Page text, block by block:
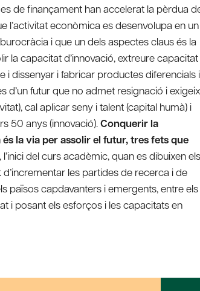
de finançament han accelerat la pèrdua
econòmica es desenvolupa en un
i que un dels aspectes claus és la
la capacitat d’innovació, extreure capacitat
i dissenyar i fabricar productes diferencials i
d’un futur que no admet resignació i exigeix
cal aplicar seny i talent (capital humà) i
50 anys (innovació).Conquerir la
la via per assolir el futur, tres fets que
del curs acadèmic, quan es dibuixen els
les partides de recerca i de
països capdavanters i emergents, entre els
i posant els esforços i les capacitats en